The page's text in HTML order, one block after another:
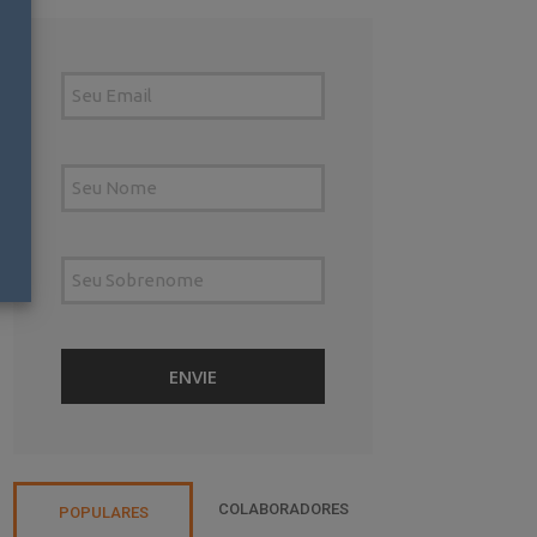
POPULARES COLABORADORES